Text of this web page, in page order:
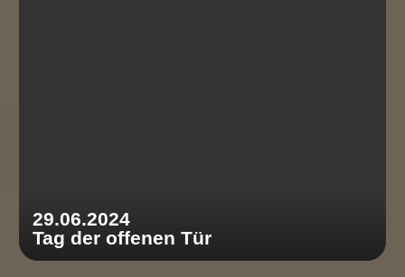
29.06.2024
Tag der offenen Tür